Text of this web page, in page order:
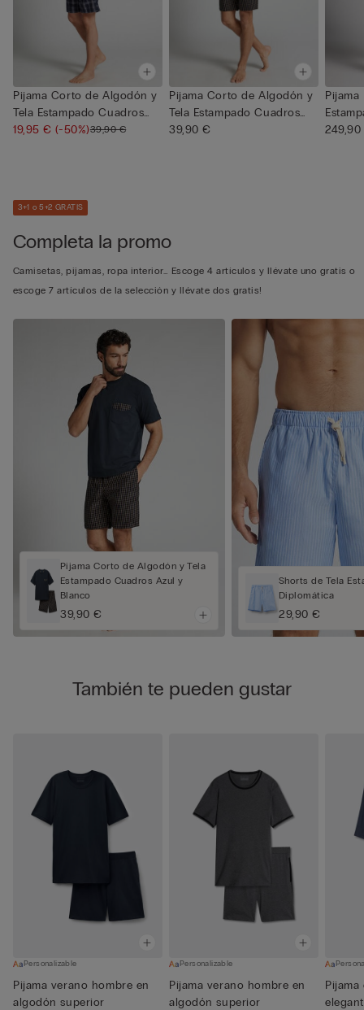
Pijama Corto de Algodón y
Tela Estampado Cuadros
D...
19,95 €(-50%)39,90 €
Pijama Corto de Algodón y
Tela Estampado Cuadros
A...
39,90 €
3+1 o 5+2 GRATIS
Completa la promo
Camisetas, pijamas, ropa interior… Escoge 4 artículos y llévate uno gratis o
escoge 7 artículos de la selección y llévate dos gratis!
Pijama Corto de Algodón y Tela
Estampado Cuadros Azul y
Blanco
39,90 €
Shorts de Tela
Diplomática
29,90 €
También te pueden gustar
Personalizable
Pijama verano hombre en
algodón superior
Personalizable
Pijama verano hombre en
algodón superior